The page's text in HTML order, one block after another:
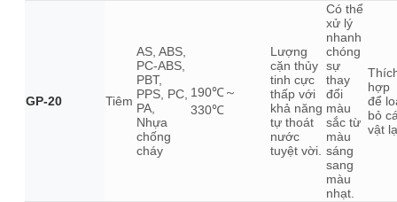
GP-20 Tiêm
AS, ABS,
PC-ABS,
PBT,
PPS, PC,
PA,
Nhựa
chống
cháy
190℃～
330℃
Lượng
cặn thủy
tinh cực
thấp với
khả năng
tự thoát
nước
tuyệt vời.
Có thể
xử lý
nhanh
chóng
sự
thay
đổi
màu
sắc từ
màu
sáng
sang
màu
nhạt.
hợp
để
bỏ
vật